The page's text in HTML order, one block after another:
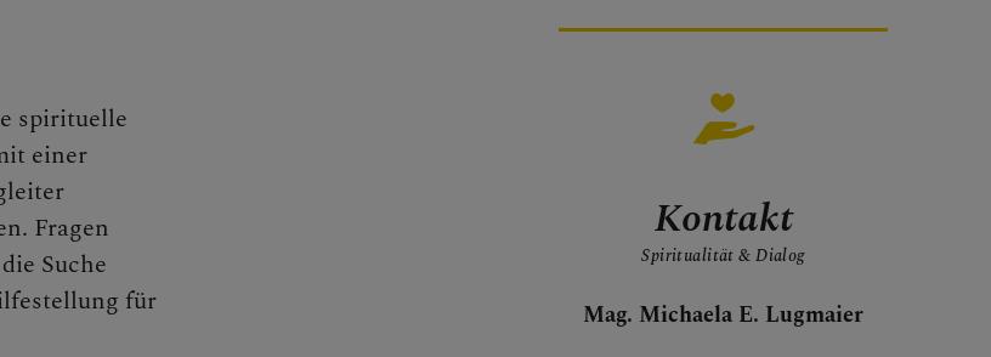
spirituelle
einer
Fragen
Suche
für
Kontakt
Spiritualität & Dialog
Mag. Michaela E. Lugmaier